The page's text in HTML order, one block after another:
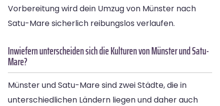
Vorbereitung wird dein Umzug von Münster nach
Satu-Mare sicherlich reibungslos verlaufen.
Inwiefern unterscheiden sich die Kulturen von Münster und Satu-
Mare?
Münster und Satu-Mare sind zwei Städte, die in
unterschiedlichen Ländern liegen und daher auch